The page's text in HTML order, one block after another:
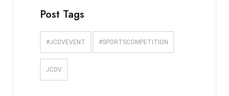
Post Tags
#JCDVEVENT #SPORTSCOMPETITION
JCDV